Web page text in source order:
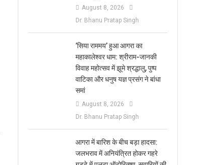
August 8, 2026
Dr. Bhanu Pratap Singh
​’सिया राममय’ हुआ आगरा का
महाकालेश्वर धाम: श्रीराम-जानकी
विवाह महोत्सव में झूमे श्रद्धालु, पुष्प
वाटिका और धनुष यज्ञ प्रसंग ने बांधा
समां
August 8, 2026
Dr. Bhanu Pratap Singh
आगरा में बारिश के बीच बड़ा हादसा:
जलभराव में अनियंत्रित होकर गहरे